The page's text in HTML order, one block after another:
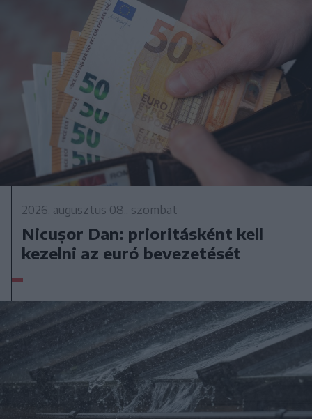
2026. augusztus 08., szombat
Nicușor Dan: prioritásként kell
kezelni az euró bevezetését